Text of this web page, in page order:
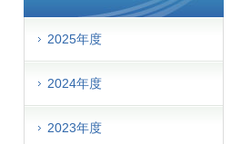
2025年度
2024年度
2023年度